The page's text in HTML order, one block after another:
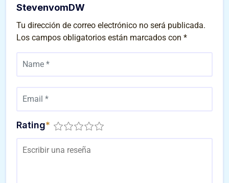
StevenvomDW
Tu dirección de correo electrónico no será publicada.
Los campos obligatorios están marcados con *
Rating*